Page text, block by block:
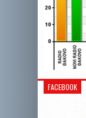
FACEBOOK